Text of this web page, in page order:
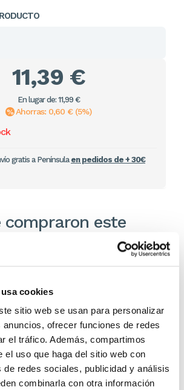
cookies
sitio web se usan para personalizar
ofrecer funciones de redes
el tráfico. Además, compartimos
el uso que haga del sitio web con
de redes sociales, publicidad y análisis
combinarla con otra información
11,39 €
En lugar de: 11,99 €
Ahorras: 0,60 € (5%)
gratis a Península en pedidos de + 30€
compraron este
también